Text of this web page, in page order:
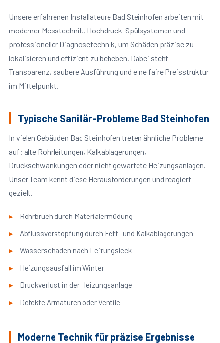
Unsere erfahrenen Installateure Bad Steinhofen arbeiten mit
moderner Messtechnik, Hochdruck-Spülsystemen und
professioneller Diagnosetechnik, um Schäden präzise zu
lokalisieren und effizient zu beheben. Dabei steht
Transparenz, saubere Ausführung und eine faire Preisstruktur
im Mittelpunkt.
Typische Sanitär-Probleme Bad Steinhofen
In vielen Gebäuden Bad Steinhofen treten ähnliche Probleme
auf: alte Rohrleitungen, Kalkablagerungen,
Druckschwankungen oder nicht gewartete Heizungsanlagen.
Unser Team kennt diese Herausforderungen und reagiert
gezielt.
Rohrbruch durch Materialermüdung
Abflussverstopfung durch Fett- und Kalkablagerungen
Wasserschaden nach Leitungsleck
Heizungsausfall im Winter
Druckverlust in der Heizungsanlage
Defekte Armaturen oder Ventile
Moderne Technik für präzise Ergebnisse